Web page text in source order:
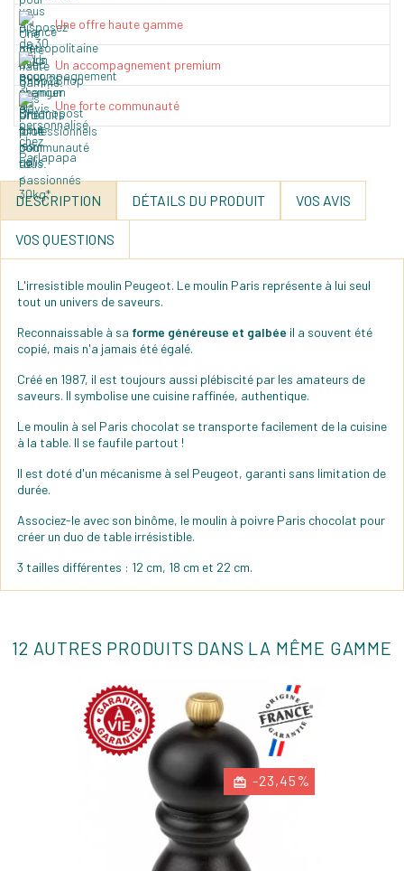
Une offre haute gamme
Un accompagnement premium
Une forte communauté
DESCRIPTION DÉTAILS DU PRODUIT VOS AVIS
VOS QUESTIONS
L'irresistible moulin Peugeot. Le moulin Paris représente à lui seul
tout un univers de saveurs.
Reconnaissable à sa forme généreuse et galbée il a souvent été
copié, mais n'a jamais été égalé.
Créé en 1987, il est toujours aussi plébiscité par les amateurs de
saveurs. Il symbolise une cuisine raffinée, authentique.
Le moulin à sel Paris chocolat se transporte facilement de la cuisine
à la table. Il se faufile partout !
Il est doté d'un mécanisme à sel Peugeot, garanti sans limitation de
durée.
Associez-le avec son binôme, le moulin à poivre Paris chocolat pour
créer un duo de table irrésistible.
3 tailles différentes : 12 cm, 18 cm et 22 cm.
12 AUTRES PRODUITS DANS LA MÊME GAMME
-23,45%